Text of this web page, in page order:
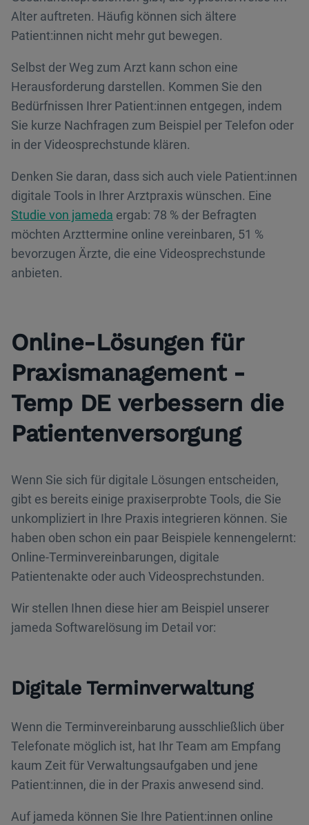
Alter auftreten. Häufig können sich ältere
Patient:innen nicht mehr gut bewegen.
Selbst der Weg zum Arzt kann schon eine
Herausforderung darstellen. Kommen Sie den
Bedürfnissen Ihrer Patient:innen entgegen, indem
Sie kurze Nachfragen zum Beispiel per Telefon oder
in der Videosprechstunde klären.
Denken Sie daran, dass sich auch viele Patient:innen
digitale Tools in Ihrer Arztpraxis wünschen. Eine
Studie von jameda ergab: 78 % der Befragten
möchten Arzttermine online vereinbaren, 51 %
bevorzugen Ärzte, die eine Videosprechstunde
anbieten.
Online-Lösungen für
Praxismanagement -
Temp DE verbessern die
Patientenversorgung
Wenn Sie sich für digitale Lösungen entscheiden,
gibt es bereits einige praxiserprobte Tools, die Sie
unkompliziert in Ihre Praxis integrieren können. Sie
haben oben schon ein paar Beispiele kennengelernt:
Online-Terminvereinbarungen, digitale
Patientenakte oder auch Videosprechstunden.
Wir stellen Ihnen diese hier am Beispiel unserer
jameda Softwarelösung im Detail vor:
Digitale Terminverwaltung
Wenn die Terminvereinbarung ausschließlich über
Telefonate möglich ist, hat Ihr Team am Empfang
kaum Zeit für Verwaltungsaufgaben und jene
Patient:innen, die in der Praxis anwesend sind.
Auf jameda können Sie Ihre Patient:innen online